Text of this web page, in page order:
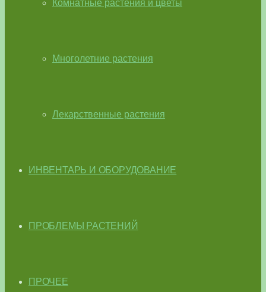
Комнатные растения и цветы
Многолетние растения
Лекарственные растения
ИНВЕНТАРЬ И ОБОРУДОВАНИЕ
ПРОБЛЕМЫ РАСТЕНИЙ
ПРОЧЕЕ